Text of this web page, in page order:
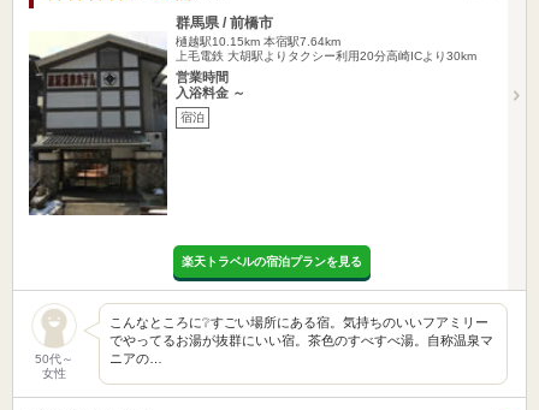
群馬県 / 前橋市
樋越駅10.15km 本宿駅7.64km
上毛電鉄 大胡駅よりタクシー利用20分高崎ICより30km
営業時間
入浴料金 ～
宿泊
楽天トラベルの宿泊プランを見る
50代～
女性
こんなところに❔すごい場所にある宿。気持ちのいいフアミリー
でやってるお湯が抜群にいい宿。茶色のすべすべ湯。自称温泉マ
ニアの…